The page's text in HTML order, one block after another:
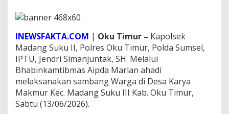
k
M
a
d
a
n
g
u
k
u
INEWSFAKTA.COM | Oku Timur – Kapolsek
Madang Suku II, Polres Oku Timur, Polda Sumsel,
IPTU, Jendri Simanjuntak, SH. Melalui
Bhabinkamtibmas Aipda Marlan ahadi
melaksanakan sambang Warga di Desa Karya
Makmur Kec. Madang Suku III Kab. Oku Timur,
Sabtu (13/06/2026).